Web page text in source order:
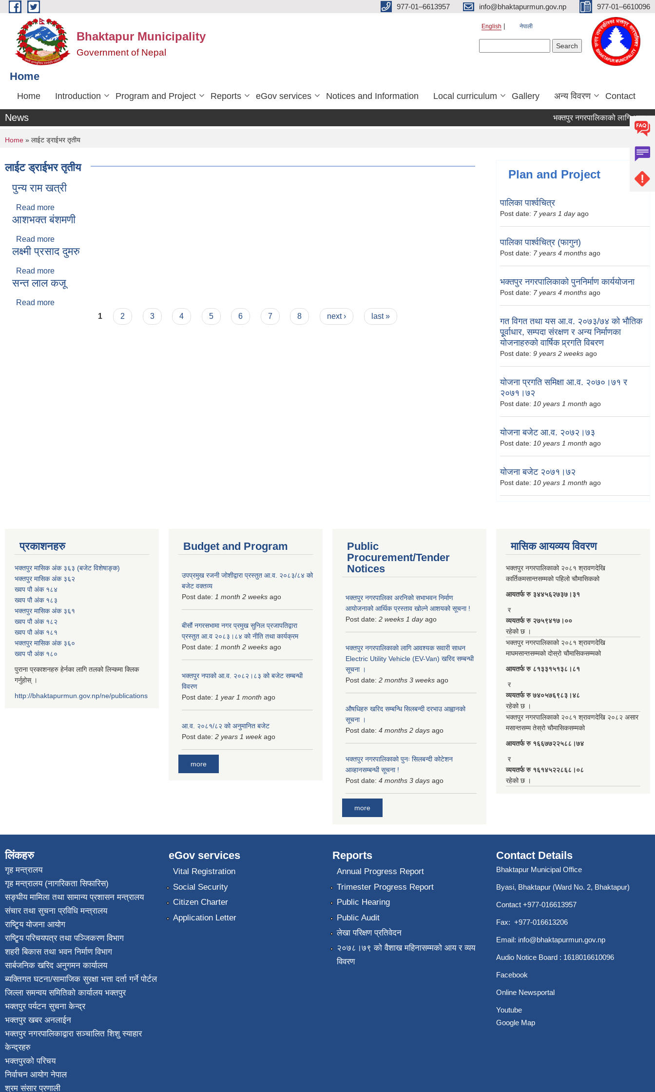
Skip to main content 977-01–6613957 info@bhaktapurmun.gov.np 977-01–6610096
Bhaktapur Municipality
Government of Nepal
English नेपाली
Home
Home Introduction Program and Project Reports eGov services Notices and Information Local curriculum Gallery अन्य विवरण Contact
News भक्तपुर नगरपालिकाको लागि आवश्यक
You are here
Home » लाईट ड्राईभर तृतीय
लाईट ड्राईभर तृतीय
पुन्य राम खत्री
Read more
आशभक्त बंशमणी
Read more
लक्ष्मी प्रसाद दुमरु
Read more
सन्त लाल कजू
Read more
1 2 3 4 5 6 7 8 next › last »
Plan and Project
पालिका पार्श्वचित्र
Post date: 7 years 1 dayago
पालिका पार्श्वचित्र (फागुन)
Post date: 7 years 4 months ago
भक्तपुर नगरपालिकाको पुननिर्माण कार्ययोजना
Post date: 7 years 4 months ago
गत विगत तथा यस आ.व. २०७३/७४ को भौतिक
पूूर्वाधार, सम्पदा संरक्षण र अन्य निर्माणका
योजनाहरुको वार्षिक प्र्रगति विबरण
Post date: 9 years 2 weeks ago
योजना प्रगति समिक्षा आ.व. २०७०।७१ र
२०७१।७२
Post date: 10 years 1 month ago
योजना बजेट आ.व. २०७२।७३
Post date: 10 years 1 month ago
योजना बजेट २०७१।७२
Post date: 10 years 1 month ago
प्रकाशनहरु
भक्तपुर मासिक अंक ३६३ (बजेट विशेषाङ्क)
भक्तपुर मासिक अंक ३६२
ख्वप पौ अंक १८४
ख्वप पौ अंक १८३
भक्तपुर मासिक अंक ३६१
ख्वप पौ अंक १८२
ख्वप पौ अंक १८१
भक्तपुर मासिक अंक ३६०
ख्वप पौ अंक १८०
पुराना प्रकाशनहरु हेर्नका लागि तलको लिन्कमा क्लिक
गर्नुहोस् ।
http://bhaktapurmun.gov.np/ne/publications
Budget and Program
उपप्रमुख रजनी जोशीद्वारा प्रस्तुत आ.व. २०८३/८४ को
बजेट वक्तव्य
Post date: 1 month 2 weeks ago
बीसौं नगरसभामा नगर प्रमुख सुनिल प्रजापतिद्वारा
प्रस्तुत आ.व‍ २०८३।८४ को नीति तथा कार्यक्रम
Post date: 1 month 2 weeks ago
भक्तपुर नपाको आ.व. २०८२।८३ को बजेट सम्बन्धी
विवरण
Post date: 1 year 1 month ago
आ.व. २०८१/८२ को अनुमानित बजेट
Post date: 2 years 1 weekago
more
Public
Procurement/Tender
Notices
भक्तपुर नगरपालिका अरनिको सभाभवन निर्माण
आयोजनाको आर्थिक प्रस्ताव खोल्ने आशयको सूचना !
Post date: 2 weeks 1 dayago
भक्तपुर नगरपालिकाकाे लागि आवश्यक सवारी साधन
Electric Utility Vehicle (EV-Van) खरिद सम्बन्धी
सूचना ।
Post date: 2 months 3 weeks ago
औषधिहरु खरिद सम्बन्धि सिलबन्दी दरभाउ आह्वानको
सूचना ।
Post date: 4 months 2 days ago
भक्तपुर नगरपालिकाको पुनः सिलबन्दी कोटेशन
आव्हानसम्बन्धी सूचना !
Post date: 4 months 3 days ago
more
मासिक आयव्यय विवरण
भक्तपुर नगरपालिकाको २०८१ श्रावणदेखि
कार्तिकमसान्तसम्मको पहिलो चौमासिकको
आयतर्फ रु‌ ३४४५६२७३७।३१
र
व्ययतर्फ रु २७५९४१७।००
रहेको छ ।
भक्तपुर नगरपालिकाको २०८१ श्रावणदेखि
माघमसान्तसम्मको दोस्रो चौमासिकसम्मको
आयतर्फ रु‌ ८१३३१५१३८।८१
र
व्ययतर्फ रु ७४०५७६९८३।४८
रहेको छ ।
भक्तपुर नगरपालिकाको २०८१ श्रावणदेखि २०८२ असार
मसान्तसम्म तेस्रो चौमासिकसम्मको
आयतर्फ रु‌ १६६७७२२५८८।७४
र
व्ययतर्फ रु १६१४५२२८६८।०८
रहेको छ ।
लिंकहरु
गृह मन्त्रालय
गृह मन्त्रालय (नागरिकता सिफारिस)
सङ्घीय मामिला तथा सामान्य प्रशासन मन्त्रालय
संचार तथा सुचना प्रविधि मन्त्रालय
राष्टि्ृय योजना आयोग
राष्टि्ृय परिचयपत्र तथा पञ्जिकरण विभाग
शहरी बिकास तथा भवन निर्माण विभाग
सार्बजनिक खरिद अनुगमन कार्यालय
ब्यक्तिगत घटना/सामाजिक सुरक्षा भत्ता दर्ता गर्ने पोर्टल
जिल्ला समन्वय समितिको कार्यालय भक्तपुर
भक्तपुर पर्यटन सुचना केन्द्र
भक्तपुर खबर अनलाईन
भक्तपुर नगरपालिकाद्वारा सञ्चालित शिशु स्याहार
केन्द्रहरु
भक्तपुरकाे परिचय
निर्वाचन आयोग नेपाल
श्रम संसार प्रणाली
eGov services
Vital Registration
Social Security
Citizen Charter
Application Letter
Reports
Annual Progress Report
Trimester Progress Report
Public Hearing
Public Audit
लेखा परिक्षण प्रतिवेदन
२०७८।७९ को वैशाख महिनासम्मको आय र व्यय
विवरण
Contact Details
Bhaktapur Municipal Office
Byasi, Bhaktapur (Ward No. 2, Bhaktapur)
Contact +977-016613957
Fax: +977-016613206
Email: info@bhaktapurmun.gov.np
Audio Notice Board : 1618016610096
Facebook
Online Newsportal
Youtube
Google Map